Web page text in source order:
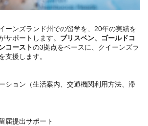
ーンズランド州での留学を、20年の実績を
サポートします。 ブリスベン、ゴールドコ
コーストの3拠点をベースに、クイーンズラ
支援します。
ション（生活案内、交通機関利用方法、滞
届提出サポート